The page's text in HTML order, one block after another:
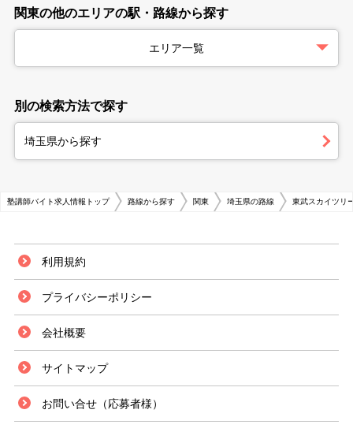
関東の他のエリアの駅・路線から探す
エリア一覧
別の検索方法で探す
埼玉県から探す
塾講師バイト求人情報トップ 路線から探す 関東 埼玉県の路線 東武スカイツリ
利用規約
プライバシーポリシー
会社概要
サイトマップ
お問い合せ（応募者様）